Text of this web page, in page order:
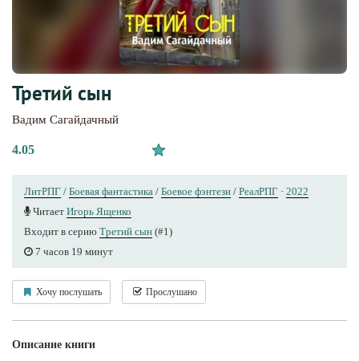
Третий сын
Вадим Сагайдачный
4.05
ЛитРПГ / Боевая фантастика / Боевое фэнтези / РеалРПГ · 2022
Читает Игорь Ященко
Входит в серию Третий сын (#1)
7 часов 19 минут
Хочу послушать Прослушано
Описание книги